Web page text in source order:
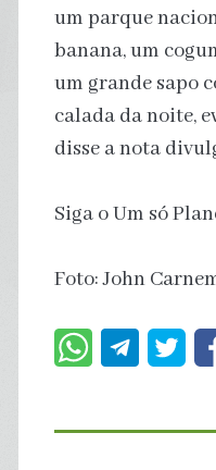
um parque
banana, um
um grande sapo
calada da noite,
disse a nota
Siga o Um só
Foto: John